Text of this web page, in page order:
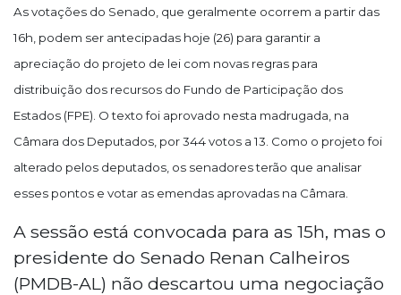
As votações do Senado, que geralmente ocorrem a partir das
16h, podem ser antecipadas hoje (26) para garantir a
apreciação do projeto de lei com novas regras para
distribuição dos recursos do Fundo de Participação dos
Estados (FPE). O texto foi aprovado nesta madrugada, na
Câmara dos Deputados, por 344 votos a 13. Como o projeto foi
alterado pelos deputados, os senadores terão que analisar
esses pontos e votar as emendas aprovadas na Câmara.
A sessão está convocada para as 15h, mas o
presidente do Senado Renan Calheiros
(PMDB-AL) não descartou uma negociação